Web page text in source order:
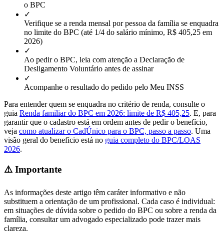
o BPC
✓
Verifique se a renda mensal por pessoa da família se enquadra
no limite do BPC (até 1/4 do salário mínimo, R$ 405,25 em
2026)
✓
Ao pedir o BPC, leia com atenção a Declaração de
Desligamento Voluntário antes de assinar
✓
Acompanhe o resultado do pedido pelo Meu INSS
Para entender quem se enquadra no critério de renda, consulte o
guia Renda familiar do BPC em 2026: limite de R$ 405,25. E, para
garantir que o cadastro está em ordem antes de pedir o benefício,
veja como atualizar o CadÚnico para o BPC, passo a passo. Uma
visão geral do benefício está no guia completo do BPC/LOAS
2026.
⚠️ Importante
As informações deste artigo têm caráter informativo e não
substituem a orientação de um profissional. Cada caso é individual:
em situações de dúvida sobre o pedido do BPC ou sobre a renda da
família, consultar um advogado especializado pode trazer mais
clareza.